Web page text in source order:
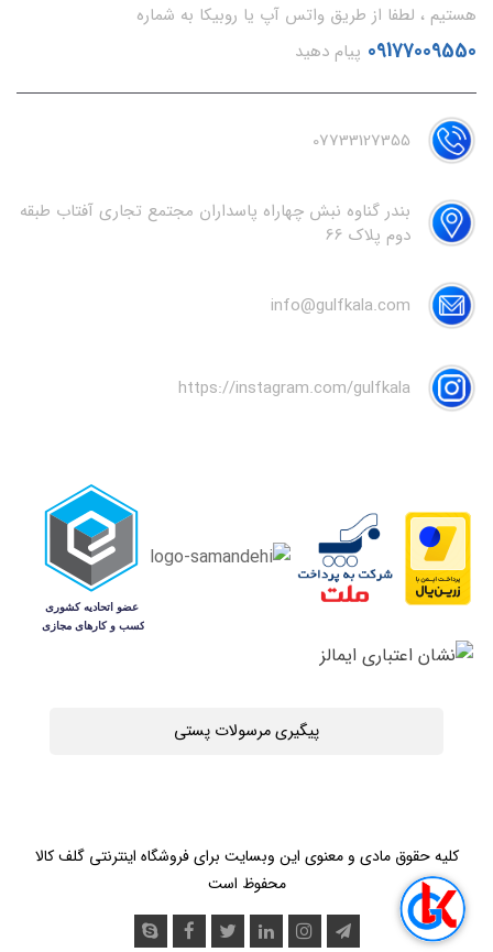
هستیم ، لطفا از طریق واتس آپ یا روبیکا به شماره
09177009550 پیام دهید
07733127355
بندر گناوه نبش چهاراه پاسداران مجتمع تجاری آفتاب طبقه
دوم پلاک 66
info@gulfkala.com
https://instagram.com/gulfkala
پیگیری مرسولات پستی
کلیه حقوق مادی و معنوی این وبسایت برای فروشگاه اینترنتی گلف کالا
محفوظ است